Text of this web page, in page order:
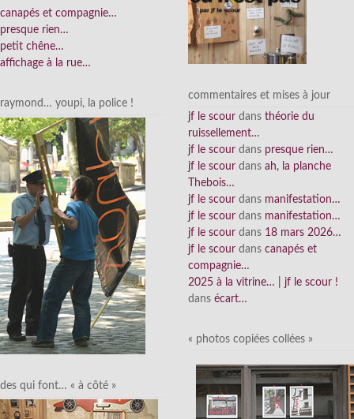
canapés et compagnie…
presque rien…
petit chêne…
affichage à la rue…
raymond… youpi, la police !
des qui font… « à côté »
commentaires et mises à jour
jf le scour dans théorie du
ruissellement…
jf le scour dans presque rien…
jf le scour dans ah, la planche
Thebois…
jf le scour dans manifestation…
jf le scour dans manifestation…
jf le scour dans 18 mars 2026…
jf le scour dans canapés et
compagnie…
2025 à la vitrine… | jf le scour !
dans écart…
« photos copiées collées »